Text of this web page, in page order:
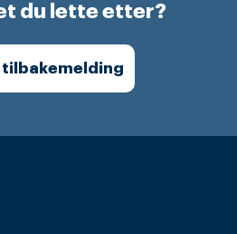
du lette etter?
tilbakemelding